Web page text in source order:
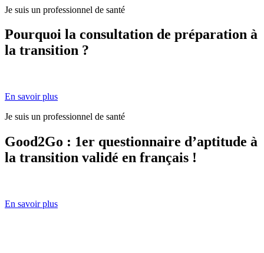
Je suis un professionnel de santé
Pourquoi la consultation de préparation à
la transition ?
En savoir plus
Je suis un professionnel de santé
Good2Go : 1er questionnaire d’aptitude à
la transition validé en français !
En savoir plus